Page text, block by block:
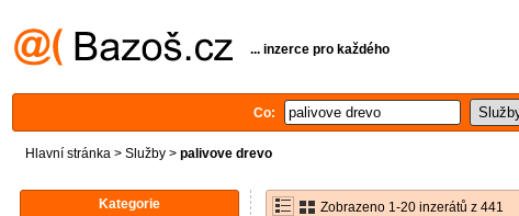
... inzerce pro každého
Co:
Hlavní stránka > Služby > palivove drevo
Kategorie
Zobrazeno 1-20 inzerátů z 441